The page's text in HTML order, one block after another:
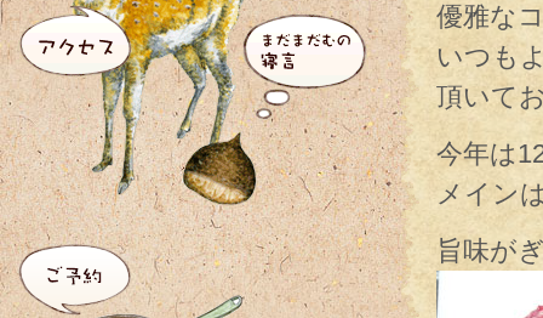
優雅な
いつも
頂いて
今年は
メイン
旨味が